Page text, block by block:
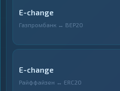
E-change
Газпромбанк ↔ BEP20
E-change
Райффайзен ↔ ERC20